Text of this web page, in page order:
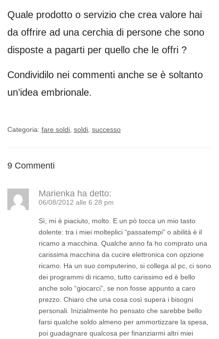
Quale prodotto o servizio che crea valore hai
da offrire ad una cerchia di persone che sono
disposte a pagarti per quello che le offri ?
Condividilo nei commenti anche se è soltanto
un’idea embrionale.
Categoria: fare soldi soldi successo
9 Commenti
Marienka ha detto:
06/08/2012 alle 6:28 pm
Sì, mi è piaciuto, molto. E un pò tocca un mio tasto
dolente: tra i miei molteplici “passatempi” o abilità è il
ricamo a macchina. Qualche anno fa ho comprato una
carissima macchina da cucire elettronica con opzione
ricamo. Ha un suo computerino, si collega al pc, ci sono
dei programmi di ricamo, tutto carissimo ed è bello
anche solo “giocarci”, se non fosse appunto a caro
prezzo. Chiaro che una cosa così supera i bisogni
personali. Inizialmente ho pensato che sarebbe bello
farsi qualche soldo almeno per ammortizzare la spesa,
poi guadagnare qualcosa per finanziarmi altri miei